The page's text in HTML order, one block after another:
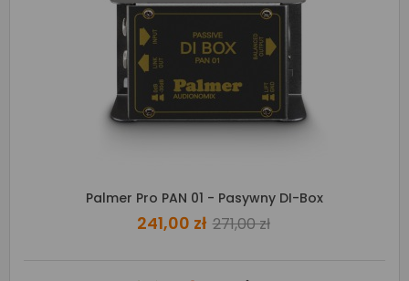
Palmer Pro PAN 01 - Pasywny DI-Box
241,00 zł 271,00 zł